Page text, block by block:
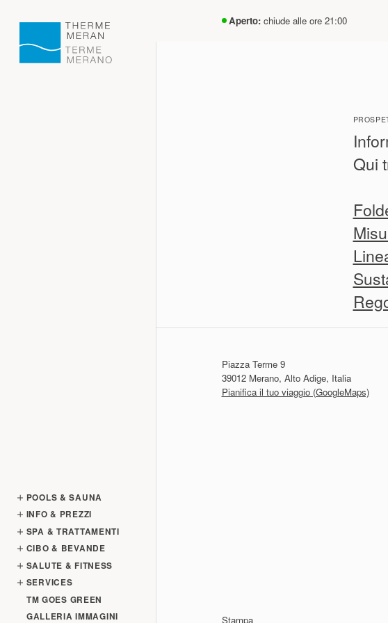
POOLS & SAUNA
INFO & PREZZI
SPA & TRATTAMENTI
CIBO & BEVANDE
SALUTE & FITNESS
FITNESS
SERVICES
TM GOES GREEN
GALLERIA IMMAGINI
Aperto: chiude alle ore 21:00
Qui
Piazza Terme 9
39012 Merano, Alto Adige, Italia
Pianifica il tuo viaggio (GoogleMaps)
Stampa